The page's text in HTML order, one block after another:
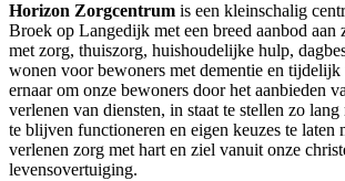
Horizon Zorgcentrum is een kleinschalig
Broek op Langedijk met een breed aanbod aan
met zorg, thuiszorg, huishoudelijke hulp,
wonen voor bewoners met dementie en
ernaar om onze bewoners door het aanbieden
verlenen van diensten, in staat te stellen zo
te blijven functioneren en eigen keuzes te laten
verlenen zorg met hart en ziel vanuit onze
levensovertuiging.